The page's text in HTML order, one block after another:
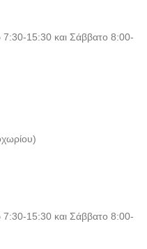
15:30 και Σάββατο 8:00-
15:30 και Σάββατο 8:00-